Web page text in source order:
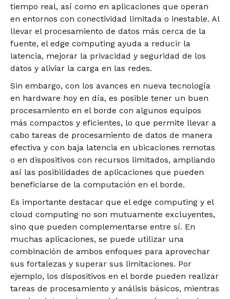
tiempo real, así como en aplicaciones que operan
en entornos con conectividad limitada o inestable. Al
llevar el procesamiento de datos más cerca de la
fuente, el edge computing ayuda a reducir la
latencia, mejorar la privacidad y seguridad de los
datos y aliviar la carga en las redes.
Sin embargo, con los avances en nueva tecnología
en hardware hoy en día, es posible tener un buen
procesamiento en el borde con algunos equipos
más compactos y eficientes, lo que permite llevar a
cabo tareas de procesamiento de datos de manera
efectiva y con baja latencia en ubicaciones remotas
o en dispositivos con recursos limitados, ampliando
así las posibilidades de aplicaciones que pueden
beneficiarse de la computación en el borde.
Es importante destacar que el edge computing y el
cloud computing no son mutuamente excluyentes,
sino que pueden complementarse entre sí. En
muchas aplicaciones, se puede utilizar una
combinación de ambos enfoques para aprovechar
sus fortalezas y superar sus limitaciones. Por
ejemplo, los dispositivos en el borde pueden realizar
tareas de procesamiento y análisis básicos, mientras